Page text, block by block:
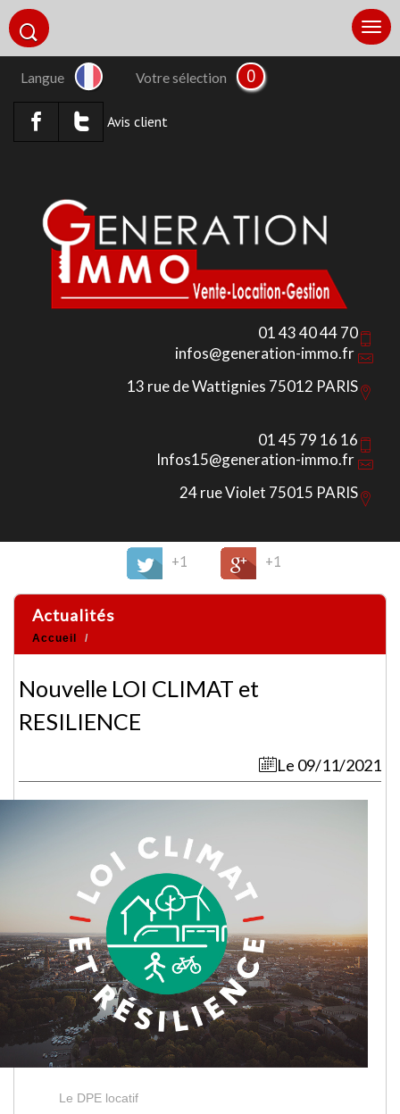
Langue Votre sélection 0
Avis client
01 43 40 44 70
infos@generation-immo.fr
13 rue de Wattignies 75012 PARIS
01 45 79 16 16
Infos15@generation-immo.fr
24 rue Violet 75015 PARIS
+1 +1
actualités
Accueil
Nouvelle LOI CLIMAT et
RESILIENCE
Le 09/11/2021
Le DPE locatif